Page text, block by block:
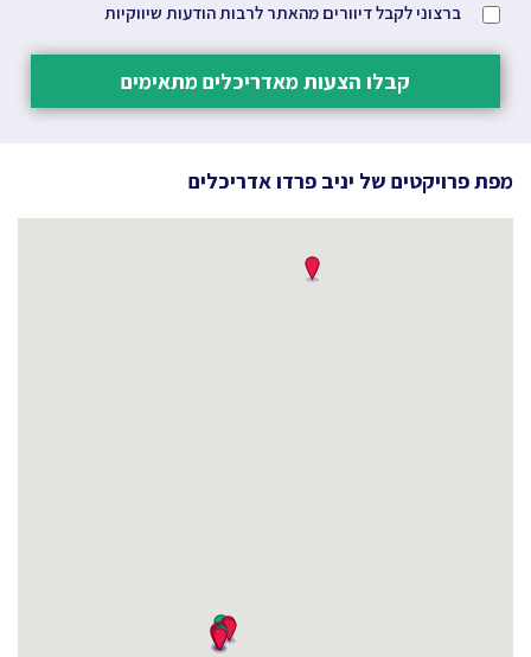
ברצוני לקבל דיוורים מהאתר לרבות הודעות שיווקיות
קבלו הצעות מאדריכלים מתאימים
מפת פרויקטים של יניב פרדו אדריכלים